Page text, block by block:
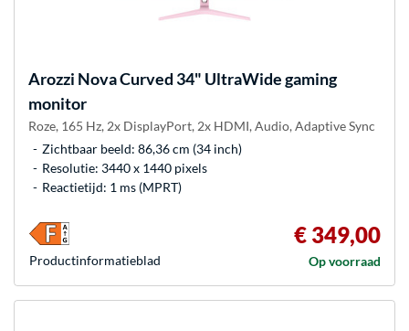
Arozzi Nova Curved 34" UltraWide gaming
monitor
Roze, 165 Hz, 2x DisplayPort, 2x HDMI, Audio, Adaptive Sync
Zichtbaar beeld: 86,36 cm (34 inch)
Resolutie: 3440 x 1440 pixels
Reactietijd: 1 ms (MPRT)
€ 349,00
Op voorraad
Product­informatieblad